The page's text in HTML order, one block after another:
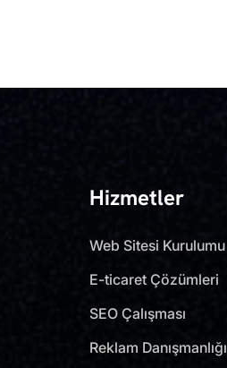
Hizmetler
Web Sitesi Kurulumu
E-ticaret Çözümleri
SEO Çalışması
Reklam Danışmanlığı